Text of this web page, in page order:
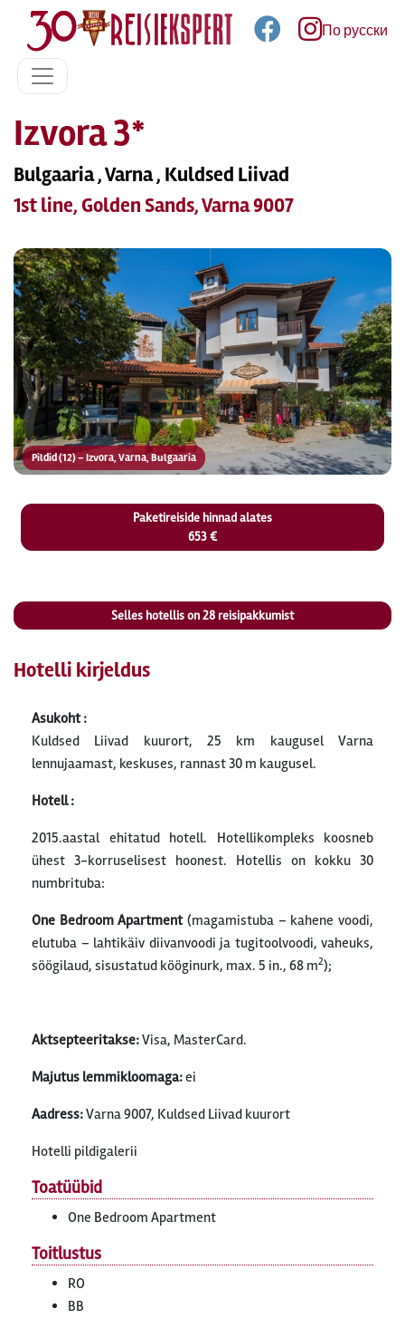
По русски
Izvora 3*
Bulgaaria , Varna , Kuldsed Liivad
1st line, Golden Sands, Varna 9007
Pildid (12) – Izvora, Varna, Bulgaaria
Paketireiside hinnad alates
653 €
Selles hotellis on28 reisipakkumist
Hotelli kirjeldus
Asukoht :
Kuldsed Liivad kuurort, 25 km kaugusel Varna
lennujaamast, keskuses, rannast 30 m kaugusel.
Hotell :
2015.aastal ehitatud hotell. Hotellikompleks koosneb
ühest 3-korruselisest hoonest. Hotellis on kokku 30
numbrituba:
One Bedroom Apartment (magamistuba – kahene voodi,
elutuba – lahtikäiv diivanvoodi ja tugitoolvoodi, vaheuks,
söögilaud, sisustatud kööginurk, max. 5 in., 68 m2);
Aktsepteeritakse:Visa, MasterCard.
Majutus lemmikloomaga:ei
Aadress:Varna 9007, Kuldsed Liivad kuurort
Hotelli pildigalerii
Toatüübid
One Bedroom Apartment
Toitlustus
RO
BB